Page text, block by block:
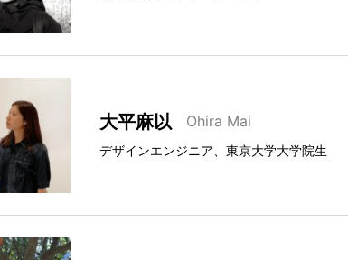
大平麻以 Ohira Mai
デザインエンジニア、東京大学大学院生